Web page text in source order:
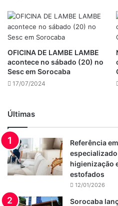
OFICINA DE LAMBE LAMBE
acontece no sábado (20) no
Sesc em Sorocaba
17/07/2024
Últimas
Referência
higienização
estofados
12/01/2026
Sorocaba